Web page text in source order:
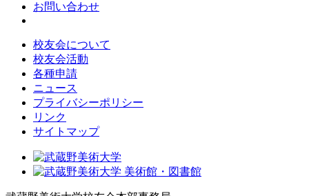
お問い合わせ
校友会について
校友会活動
各種申請
ニュース
プライバシーポリシー
リンク
サイトマップ